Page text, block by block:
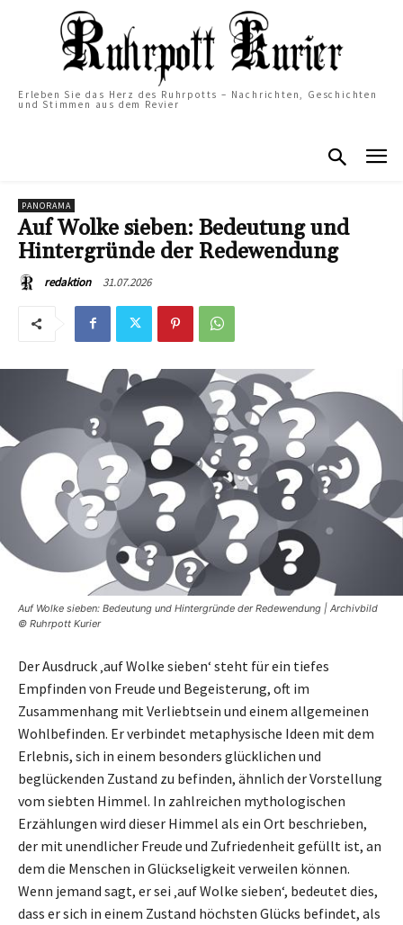
Erleben Sie das Herz des Ruhrpotts – Nachrichten, Geschichten
und Stimmen aus dem Revier
PANORAMA
Auf Wolke sieben: Bedeutung und
Hintergründe der Redewendung
redaktion 31.07.2026
Auf Wolke sieben: Bedeutung und Hintergründe der Redewendung | Archivbild
© Ruhrpott Kurier
Der Ausdruck ‚auf Wolke sieben‘ steht für ein tiefes
Empfinden von Freude und Begeisterung, oft im
Zusammenhang mit Verliebtsein und einem allgemeinen
Wohlbefinden. Er verbindet metaphysische Ideen mit dem
Erlebnis, sich in einem besonders glücklichen und
beglückenden Zustand zu befinden, ähnlich der Vorstellung
vom siebten Himmel. In zahlreichen mythologischen
Erzählungen wird dieser Himmel als ein Ort beschrieben,
der mit unendlicher Freude und Zufriedenheit gefüllt ist, an
dem die Menschen in Glückseligkeit verweilen können.
Wenn jemand sagt, er sei ‚auf Wolke sieben‘, bedeutet dies,
dass er sich in einem Zustand höchsten Glücks befindet, als